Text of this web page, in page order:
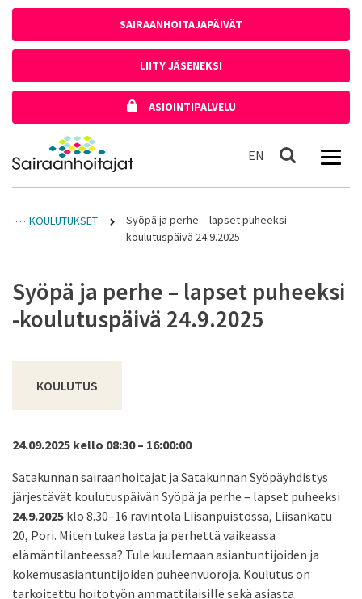
SAIRAANHOITAJAPÄIVÄT
LIITY JÄSENEKSI
ASIOINTIPALVELU
Etusivulle
EN In English
Haku
KOULUTUKSET
Syöpä ja perhe – lapset puheeksi -
koulutuspäivä 24.9.2025
Syöpä ja perhe – lapset puheeksi
-koulutuspäivä 24.9.2025
KOULUTUS
24.09.2025 kello 08:30 – 16:00:00
Satakunnan sairaanhoitajat ja Satakunnan Syöpäyhdistys
järjestävät koulutuspäivän Syöpä ja perhe – lapset puheeksi
24.9.2025 klo 8.30–16 ravintola Liisanpuistossa, Liisankatu
20, Pori. Miten tukea lasta ja perhettä vaikeassa
elämäntilanteessa? Tule kuulemaan asiantuntijoiden ja
kokemusasiantuntijoiden puheenvuoroja. Koulutus on
tarkoitettu hoitotyön ammattilaisille sekä asiasta